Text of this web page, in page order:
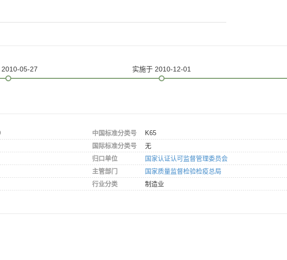
2010-05-27 实施于 2010-12-01
中国标准分类号
K65
国际标准分类号
无
归口单位
国家认证认可监督管理委员会
主管部门
国家质量监督检验检疫总局
行业分类
制造业